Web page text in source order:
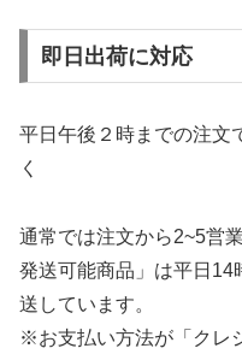
即日出荷に対応
平日午後２時までの注文
く
通常では注文から2~5営
発送可能商品」は平日14
送しています。
※お支払い方法が「クレ